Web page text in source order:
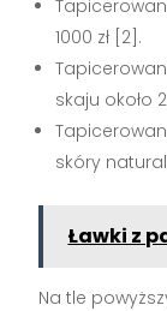
1000 zł [2].
skaju około
skóry
Ławki z
Na tle